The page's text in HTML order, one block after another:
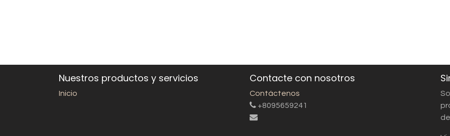
Nuestros productos y servicios
Inicio
Contacte con nosotros
Contáctenos
+8095659241